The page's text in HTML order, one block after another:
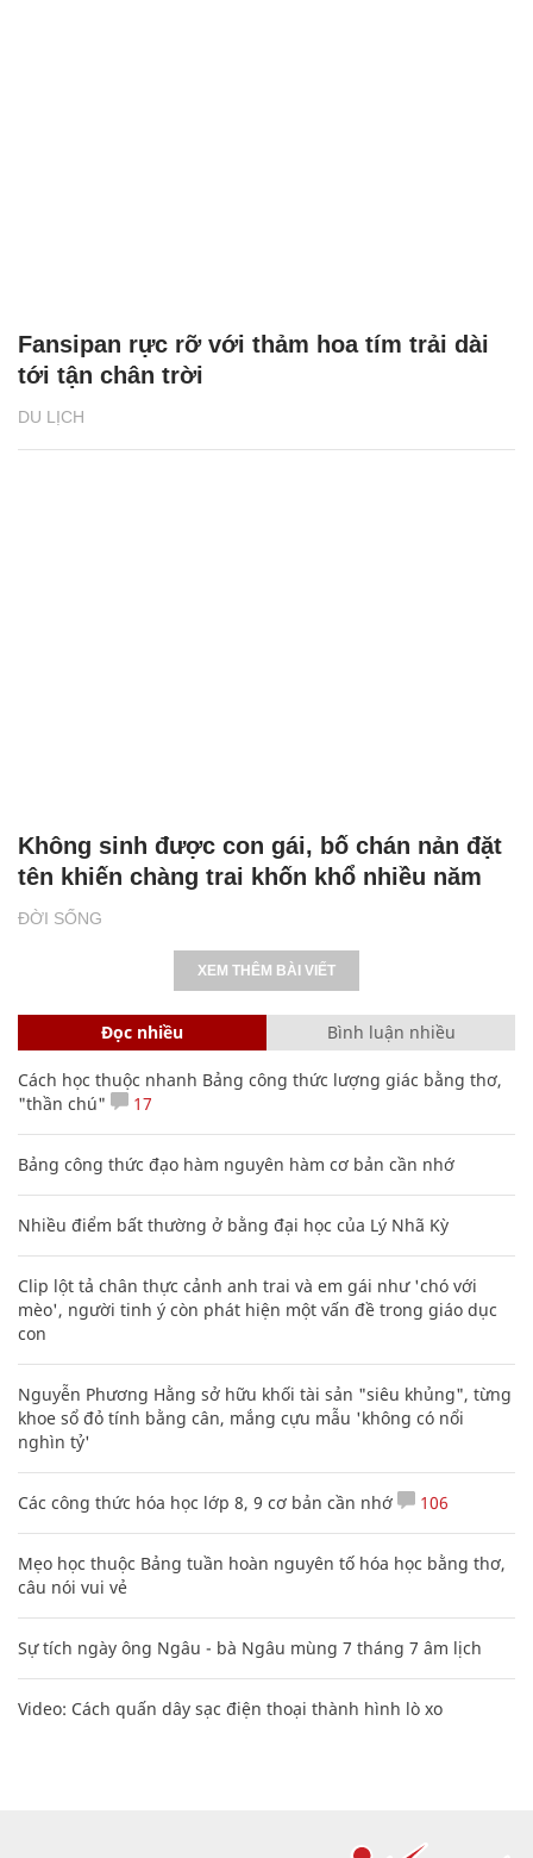
DU LỊCH
Fansipan rực rỡ với thảm hoa tím trải dài
tới tận chân trời
ĐỜI SỐNG
Không sinh được con gái, bố chán nản đặt
tên khiến chàng trai khốn khổ nhiều năm
XEM THÊM BÀI VIẾT
Đọc nhiều Bình luận nhiều
Cách học thuộc nhanh Bảng công thức lượng giác bằng thơ,
"thần chú"
17
Bảng công thức đạo hàm nguyên hàm cơ bản cần nhớ
Nhiều điểm bất thường ở bằng đại học của Lý Nhã Kỳ
Clip lột tả chân thực cảnh anh trai và em gái như 'chó với
mèo', người tinh ý còn phát hiện một vấn đề trong giáo dục
con
Nguyễn Phương Hằng sở hữu khối tài sản "siêu khủng", từng
khoe sổ đỏ tính bằng cân, mắng cựu mẫu 'không có nổi
nghìn tỷ'
Các công thức hóa học lớp 8, 9 cơ bản cần nhớ 106
Mẹo học thuộc Bảng tuần hoàn nguyên tố hóa học bằng thơ,
câu nói vui vẻ
Sự tích ngày ông Ngâu - bà Ngâu mùng 7 tháng 7 âm lịch
Video: Cách quấn dây sạc điện thoại thành hình lò xo